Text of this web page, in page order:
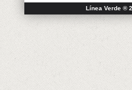
Línea Verde ®